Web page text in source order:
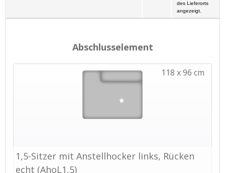
des Lieferorts
angezeigt.